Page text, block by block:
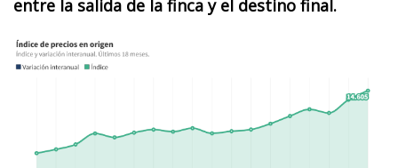
entre la salida de la finca y el destino final.